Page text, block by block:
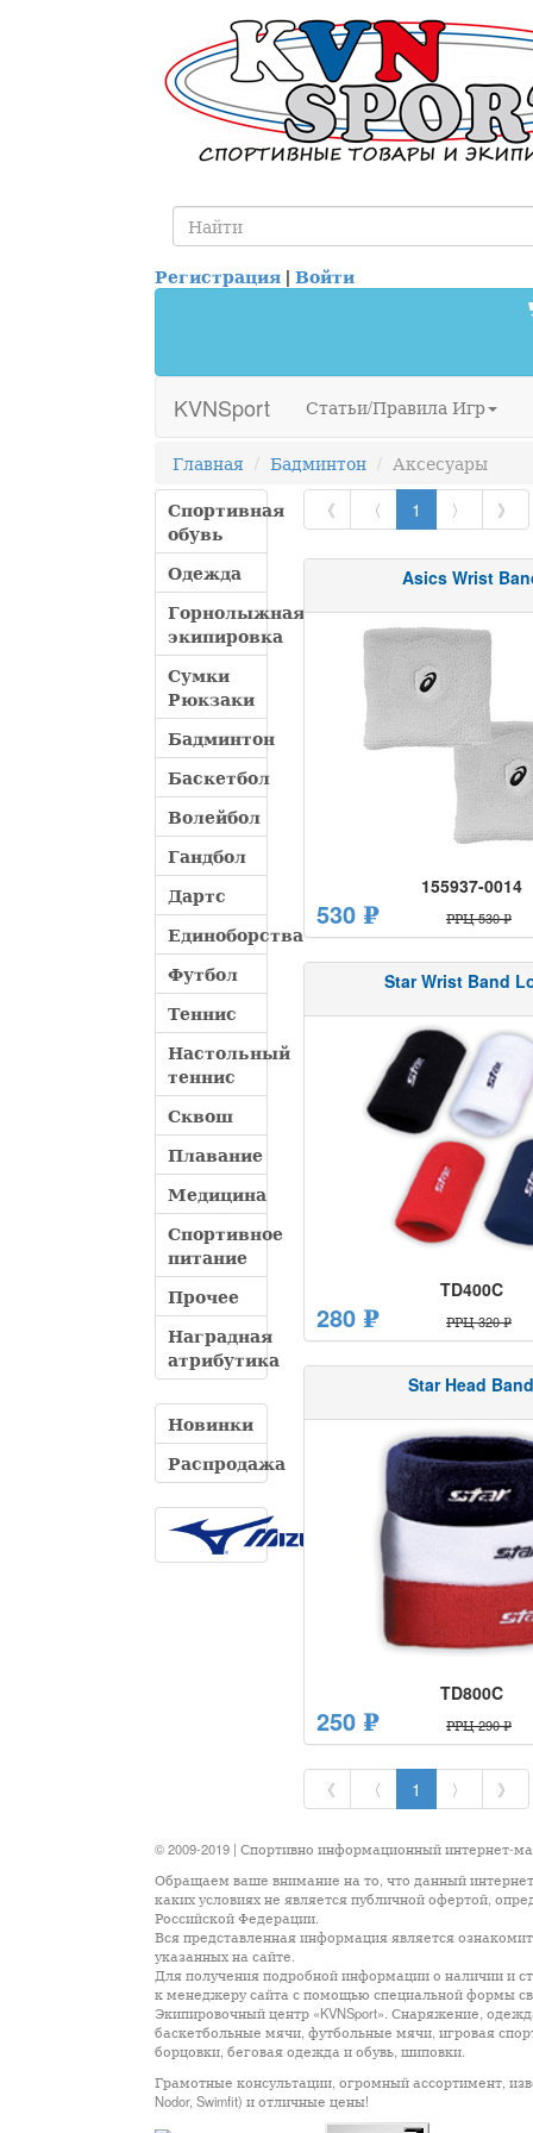
Регистрация | Войти
KVNSport Статьи/Правила Игр
Главная Бадминтон
Аксесуары
Спортивная
обувь
Одежда
Горнолыжная
экипировка
Сумки
Рюкзаки
Бадминтон
Баскетбол
Волейбол
Гандбол
Дартс
Единоборства
Футбол
Теннис
Настольный
теннис
Сквош
Плавание
Медицина
Спортивное
питание
Прочее
Наградная
атрибутика
Новинки
Распродажа
《 〈 1 〉 》
Asics Wrist
155937-0014
530 ₽ РРЦ 530 ₽
Star Wrist Band
TD400C
280 ₽ РРЦ 320 ₽
Star Head
TD800C
250 ₽ РРЦ 290 ₽
《 〈 1 〉 》
© 2009-2019 | Спортивно информационный интернет-
Обращаем ваше внимание на то, что данный
каких условиях не является публичной офертой,
Российской Федерации.
Вся представленная информация является
указанных на сайте.
Для получения подробной информации о наличии и
к менеджеру сайта с помощью специальной формы
Экипировочный центр «KVNSport». Снаряжение,
баскетбольные мячи, футбольные мячи, игровая
борцовки, беговая одежда и обувь, шиповки.
Грамотные консультации, огромный ассортимент,
Nodor, Swimfit) и отличные цены!